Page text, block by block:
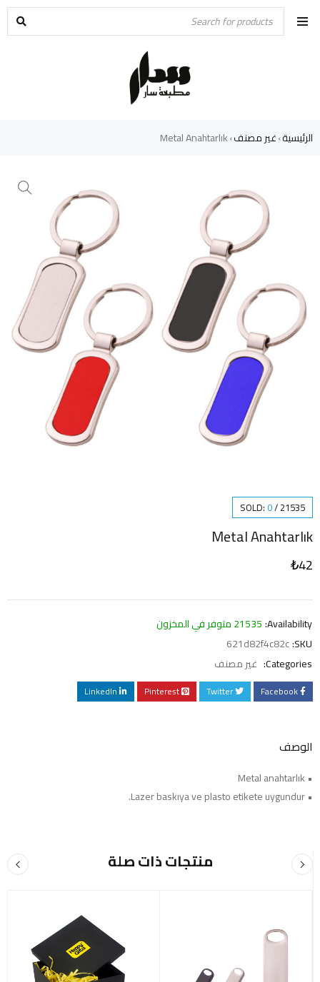
الرئيسية›غير مصنف›
Metal Anahtarlık
SOLD: 0/21535
Metal Anahtarlık
₺42
Availability: 21535 متوفر في المخزون
SKU:
621d82f4c82c
Categories: غير مصنف
Facebook
Twitter
Pinterest
LinkedIn
الوصف
• Metal anahtarlık
• Lazer baskıya ve plasto etikete uygundur.
منتجات ذات صلة